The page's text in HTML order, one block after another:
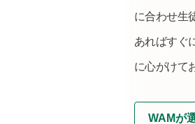
に合わせ生
あればすぐ
に心がけて
WAMが